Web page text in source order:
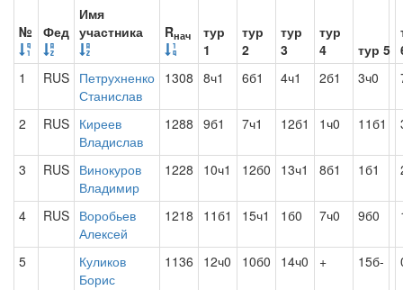
№ Фед
Имя
участника
Rнач
тур
1
тур
2
тур
3
тур
4
тур 5
1
RUS Петрухненко
Станислав
1308 8ч1 6б1 4ч1 2б1 3ч0
2 RUS Киреев
Владислав
1288 9б1 7ч1 12б1 1ч0 11б1
3 RUS Винокуров
Владимир
1228 10ч1 12б0 13ч1 8б1 1б1
4 RUS Воробьев
Алексей
1218 11б1 15ч1 1б0 7ч0 9б0
5
Куликов
Борис
1136 12ч0 10б0 14ч0 + 15б-